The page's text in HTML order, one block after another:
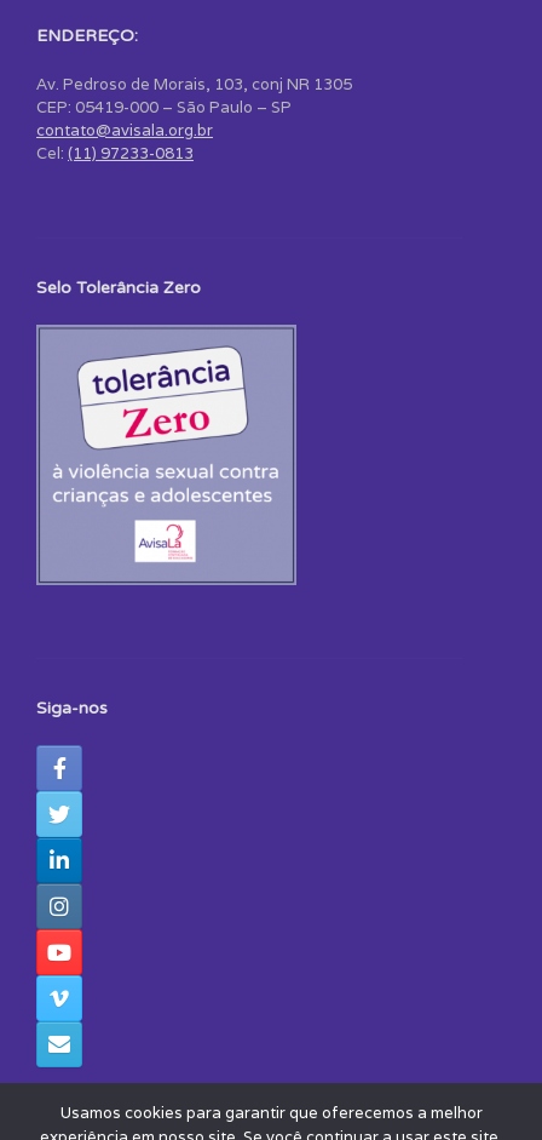
ENDEREÇO:
Av. Pedroso de Morais, 103, conj NR 1305
CEP: 05419-000 – São Paulo – SP
contato@avisala.org.br
Cel: (11) 97233-0813
Selo Tolerância Zero
Siga-nos
Usamos cookies para garantir que oferecemos a melhor